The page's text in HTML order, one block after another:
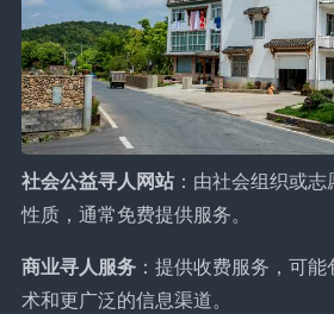
社会公益寻人网站：由社会组织或
性质，通常免费提供服务。
商业寻人服务：提供收费服务，可
术和更广泛的信息渠道。